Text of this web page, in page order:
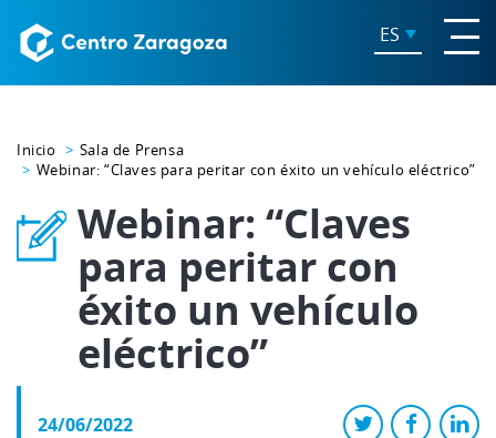
ES
Inicio
Sala de Prensa
Webinar: “Claves para peritar con éxito un vehículo eléctrico”
Webinar: “Claves
para peritar con
éxito un vehículo
eléctrico”
24/06/2022